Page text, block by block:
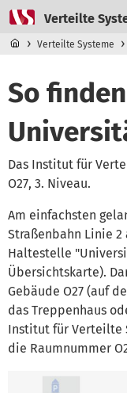
Direkt zum Inhalt
Verteilte Systeme
So
Das Institut für
O27, 3. Niveau.
Am einfachsten
Straßenbahn Linie
Haltestelle
Übersichtskarte).
Gebäude O27 (auf
das Treppenhaus
Institut für Verteilte
die Raumnummer